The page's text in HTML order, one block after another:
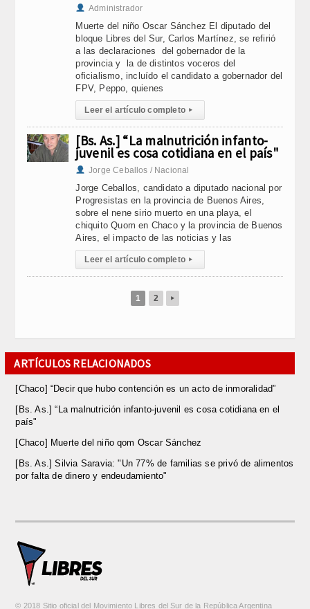
Administrador
Muerte del niño Oscar Sánchez El diputado del
bloque Libres del Sur, Carlos Martínez, se refirió
a las declaraciones del gobernador de la
provincia y la de distintos voceros del
oficialismo, incluído el candidato a gobernador del
FPV, Peppo, quienes
Leer el artículo completo ▸
[Bs. As.] “La malnutrición infanto-
juvenil es cosa cotidiana en el país"
Jorge Ceballos / Nacional
Jorge Ceballos, candidato a diputado nacional por
Progresistas en la provincia de Buenos Aires,
sobre el nene sirio muerto en una playa, el
chiquito Quom en Chaco y la provincia de Buenos
Aires, el impacto de las noticias y las
Leer el artículo completo ▸
1 2 ▸
ARTÍCULOS RELACIONADOS
[Chaco] “Decir que hubo contención es un acto de inmoralidad”
[Bs. As.] “La malnutrición infanto-juvenil es cosa cotidiana en el
país"
[Chaco] Muerte del niño qom Oscar Sánchez
[Bs. As.] Silvia Saravia: "Un 77% de familias se privó de alimentos
por falta de dinero y endeudamiento"
© 2018 Sitio oficial del Movimiento Libres del Sur de la República Argentina